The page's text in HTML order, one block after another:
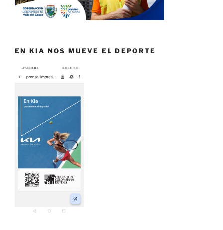
EN KIA NOS MUEVE EL DEPORTE